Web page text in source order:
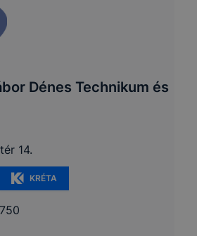
Dénes Technikum és
14.
KRÉTA